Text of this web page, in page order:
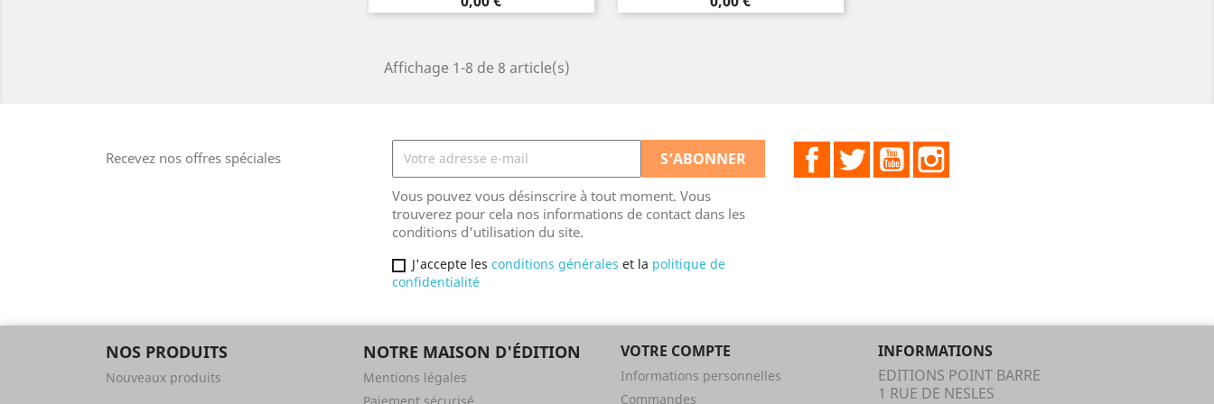
Affichage 1-8 de 8 article(s)
Recevez nos offres spéciales
Vous pouvez vous désinscrire à tout moment. Vous
trouverez pour cela nos informations de contact dans les
conditions d'utilisation du site.
J'accepte les conditions générales et la politique de
confidentialité
FacebookTwitterYouTube
NOS PRODUITS
Nouveaux produits
NOTRE MAISON D'ÉDITION
Mentions légales
VOTRE COMPTE
Informations personnelles
Commandes
INFORMATIONS
EDITIONS POINT BARRE
1 RUE DE NESLES